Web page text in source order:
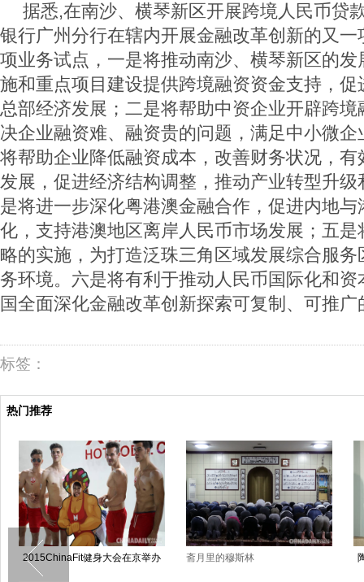
据悉,在南沙、横琴新区开展跨境人民币贷
银行广州分行在辖内开展金融改革创新的又
项业务试点，一是将推动南沙、横琴新区的
施和重点项目建设提供跨境融资资金支持，
总部经济发展；二是将帮助中资企业开辟跨
决企业融资难、融资贵的问题，满足中小微
将帮助企业降低融资成本，改善财务状况，
发展，促进经济结构调整，推动产业转型升
是将进一步深化粤港澳金融合作，促进内地
化，支持港澳地区离岸人民币市场发展；五是
略的实施，为打造泛珠三角区域发展综合服
务环境。六是将有利于推动人民币国际化和
国全面深化金融改革创新探索可复制、可推广
标签：
热门推荐
2015ChinaFit健身大会在京举办 斋月里的穆斯林